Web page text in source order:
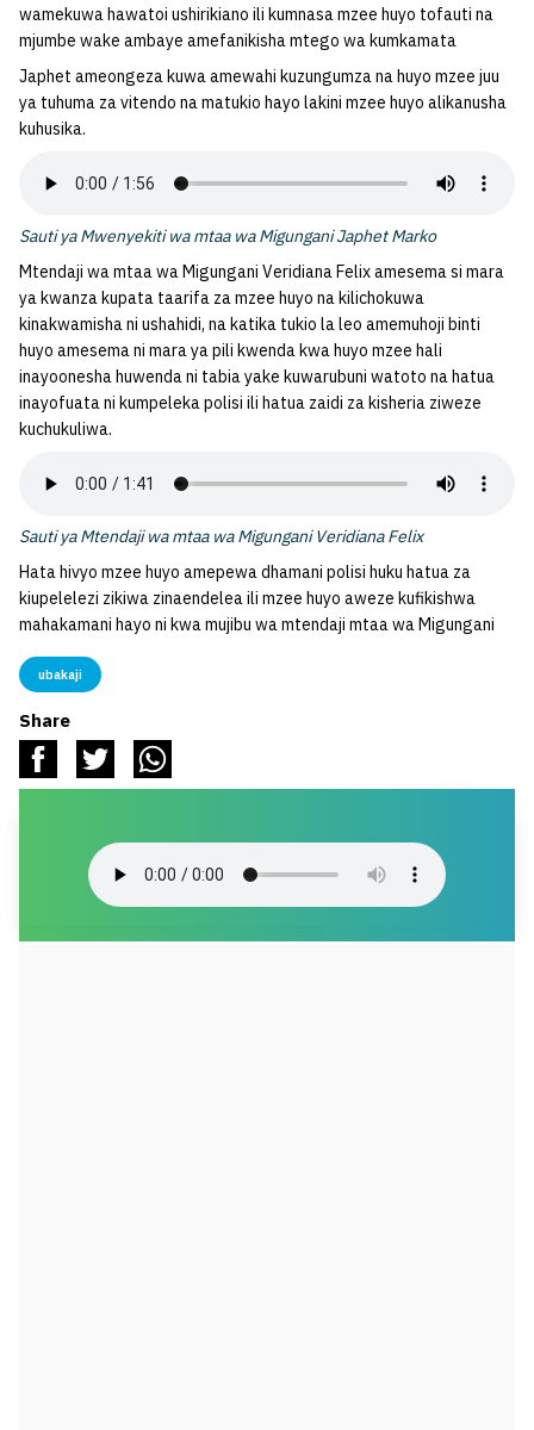
wamekuwa hawatoi ushirikiano ili kumnasa mzee huyo tofauti na
mjumbe wake ambaye amefanikisha mtego wa kumkamata
Japhet ameongeza kuwa amewahi kuzungumza na huyo mzee juu
ya tuhuma za vitendo na matukio hayo lakini mzee huyo alikanusha
kuhusika.
Sauti ya Mwenyekiti wa mtaa wa Migungani Japhet Marko
Mtendaji wa mtaa wa Migungani Veridiana Felix amesema si mara
ya kwanza kupata taarifa za mzee huyo na kilichokuwa
kinakwamisha ni ushahidi, na katika tukio la leo amemuhoji binti
huyo amesema ni mara ya pili kwenda kwa huyo mzee hali
inayoonesha huwenda ni tabia yake kuwarubuni watoto na hatua
inayofuata ni kumpeleka polisi ili hatua zaidi za kisheria ziweze
kuchukuliwa.
Sauti ya Mtendaji wa mtaa wa Migungani Veridiana Felix
Hata hivyo mzee huyo amepewa dhamani polisi huku hatua za
kiupelelezi zikiwa zinaendelea ili mzee huyo aweze kufikishwa
mahakamani hayo ni kwa mujibu wa mtendaji mtaa wa Migungani
ubakaji
Share